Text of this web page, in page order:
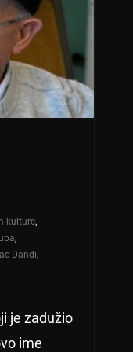
kulture,
,
Dandi,
je zadužio
ime